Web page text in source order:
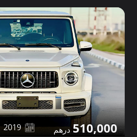
510,000
2019